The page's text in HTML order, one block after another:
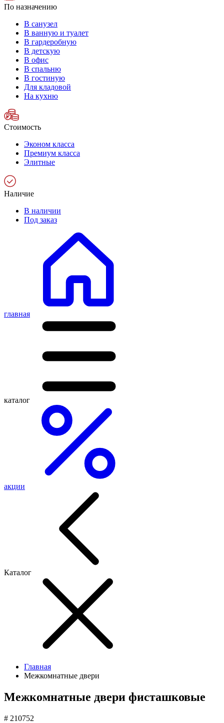
По назначению
В санузел
В ванную и туалет
В гардеробную
В детскую
В офис
В спальню
В гостиную
Для кладовой
На кухню
Стоимость
Эконом класса
Премиум класса
Элитные
Наличие
В наличии
Под заказ
главная
каталог
акции
Каталог
Главная
Межкомнатные двери
Межкомнатные двери фисташковые
# 210752